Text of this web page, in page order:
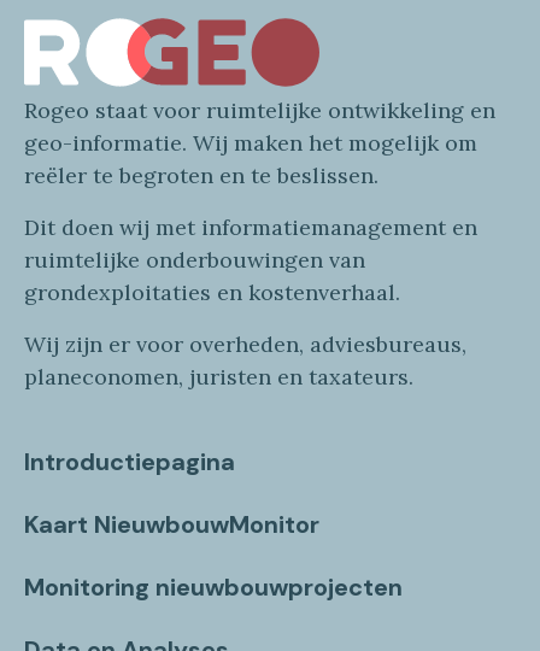
Rogeo staat voor ruimtelijke ontwikkeling en
geo-informatie. Wij maken het mogelijk om
reëler te begroten en te beslissen.
Dit doen wij met informatiemanagement en
ruimtelijke onderbouwingen van
grondexploitaties en kostenverhaal.
Wij zijn er voor overheden, adviesbureaus,
planeconomen, juristen en taxateurs.
Introductiepagina
Kaart NieuwbouwMonitor
Monitoring nieuwbouwprojecten